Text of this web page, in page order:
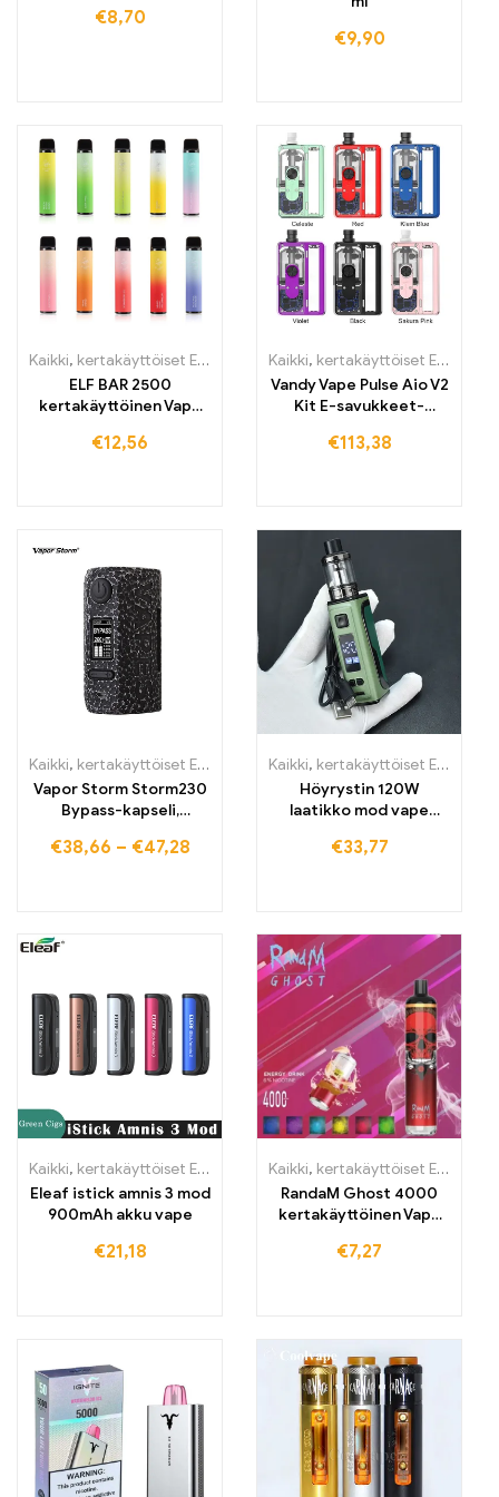
€8,70
€9,90
Kaikki, kertakäyttöiset E-savut kertakäyttöiset E-savut Suomi
ELF BAR 2500
kertakäyttöinen Vape
€12,56
Kaikki, kertakäyttöiset E-savut
Vandy Vape Pulse Aio V2
Kit E-savukkeet-
€113,38
Kaikki, kertakäyttöiset E-savut kertakäyttöiset E-savut Suomi
Vapor Storm Storm230
Bypass-kapseli,
€38,66 – €47,28
Kaikki, kertakäyttöiset E-savut
Höyrystin 120W
laatikko mod vape
savukone setti
€33,77
Kaikki, kertakäyttöiset E-savut kertakäyttöiset E-savut Suomi
Eleaf istick amnis 3 mod
900mAh akku vape
€21,18
Kaikki, kertakäyttöiset E-savut
RandaM Ghost 4000
kertakäyttöinen Vape
€7,27